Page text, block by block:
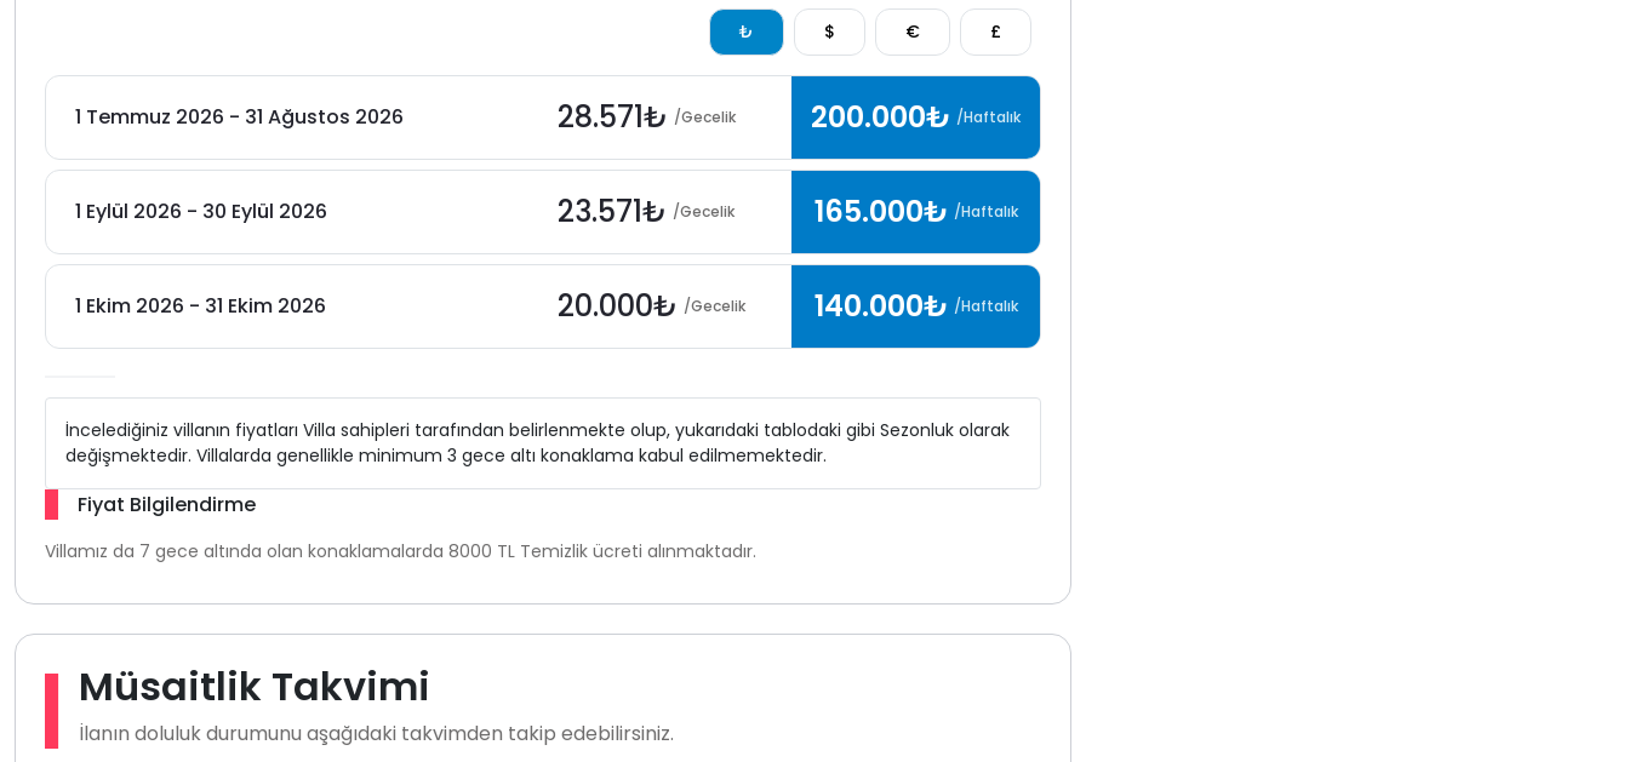
₺ $ € £
1 Temmuz 2026 - 31 Ağustos 2026 28.571₺ /Gecelik 200.000₺ /Haftalık
1 Eylül 2026 - 30 Eylül 2026 23.571₺ /Gecelik 165.000₺ /Haftalık
1 Ekim 2026 - 31 Ekim 2026 20.000₺ /Gecelik 140.000₺ /Haftalık
İncelediğiniz villanın fiyatları Villa sahipleri tarafından belirlenmekte olup, yukarıdaki tablodaki gibi Sezonluk olarak
değişmektedir. Villalarda genellikle minimum 3 gece altı konaklama kabul edilmemektedir.
Fiyat Bilgilendirme
Villamız da 7 gece altında olan konaklamalarda 8000 TL Temizlik ücreti alınmaktadır.
Müsaitlik Takvimi
İlanın doluluk durumunu aşağıdaki takvimden takip edebilirsiniz.